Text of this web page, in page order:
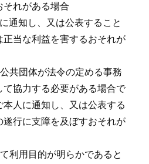
れがある場合
通知し、又は公表すること
当な利益を害するおそれが
共団体が法令の定める事務
て協力する必要がある場合で
人に通知し、又は公表する
遂行に支障を及ぼすおそれが
利用目的が明らかであると